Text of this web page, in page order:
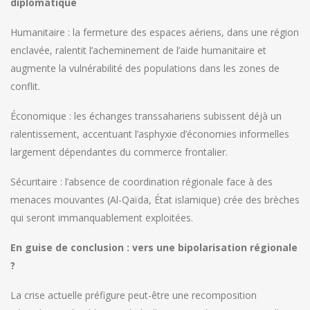
Humanitaire : la fermeture des espaces aériens, dans une région
enclavée, ralentit l’acheminement de l’aide humanitaire et
augmente la vulnérabilité des populations dans les zones de
conflit.
Économique : les échanges transsahariens subissent déjà un
ralentissement, accentuant l’asphyxie d’économies informelles
largement dépendantes du commerce frontalier.
Sécuritaire : l’absence de coordination régionale face à des
menaces mouvantes (Al-Qaïda, État islamique) crée des brèches
qui seront immanquablement exploitées.
En guise de conclusion : vers une bipolarisation régionale
?
La crise actuelle préfigure peut-être une recomposition